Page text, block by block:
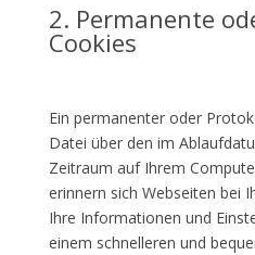
2. Permanente
Cookies
Ein permanenter oder
Datei über den im
Zeitraum auf Ihrem
erinnern sich Webseiten bei
Ihre Informationen und
einem schnelleren und